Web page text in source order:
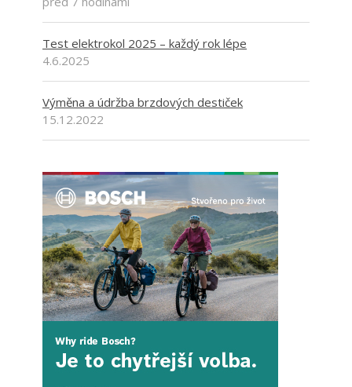
Test elektrokol 2025 – každý rok lépe
4.6.2025
Výměna a údržba brzdových destiček
15.12.2022